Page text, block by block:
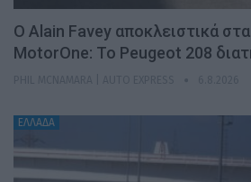
Ο Alain Favey αποκλειστικά
MotorOne: Το Peugeot 208
ΕΛΛΑΔΑ